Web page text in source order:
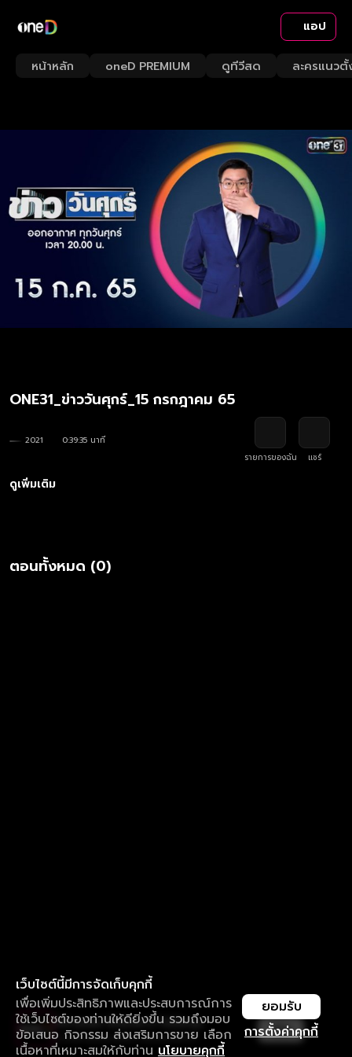
แอป
หน้าหลัก oneD PREMIUM ดูทีวีสด ละครแนวตั้
ONE31_ข่าววันศุกร์_15 กรกฎาคม 65
2021
0:39:35 นาที
รายการของฉัน
แชร์
ดูเพิ่มเติม
ตอนทั้งหมด (0)
เว็บไซต์นี้มีการจัดเก็บคุกกี้
เพื่อเพิ่มประสิทธิภาพและประสบการณ์การ
ใช้เว็บไซต์ของท่านให้ดียิ่งขึ้น รวมถึงมอบ
ข้อเสนอ กิจกรรม ส่งเสริมการขาย เลือก
เนื้อหาที่เหมาะสมให้กับท่าน นโยบายคุกกี้
การตั้งค่าคุกกี้
ยอมรับ
ใช้งานแอป ลื่นไหลกว่า ไม่มีสะดุด
ดาวน์โหลดแอปเพื่อการรับชมที่ดีกว่า เปิด